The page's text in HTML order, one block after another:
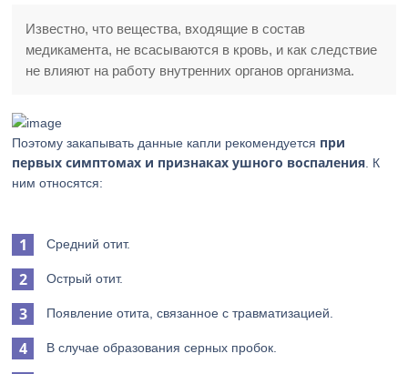
Известно, что вещества, входящие в состав
медикамента, не всасываются в кровь, и как следствие
не влияют на работу внутренних органов организма.
Поэтому закапывать данные капли рекомендуется при
первых симптомах и признаках ушного воспаления . К
ним относятся:
Средний отит.
Острый отит.
Появление отита, связанное с травматизацией.
В случае образования серных пробок.